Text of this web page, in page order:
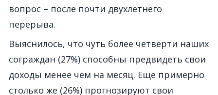
вопрос – после почти двухлетнего
перерыва.
Выяснилось, что чуть более четверти наших
сограждан (27%) способны предвидеть свои
доходы менее чем на месяц. Еще примерно
столько же (26%) прогнозируют свои